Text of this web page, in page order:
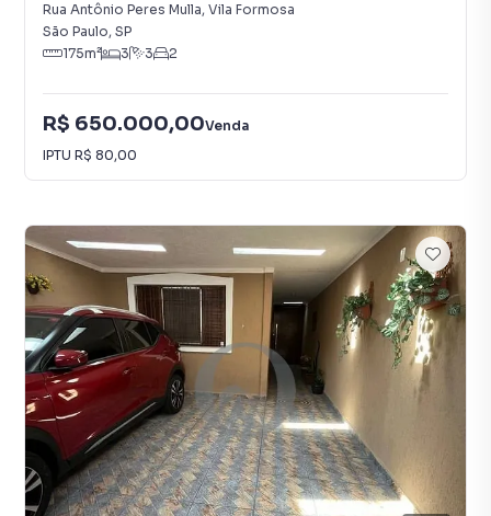
Rua Antônio Peres Mulla, Vila Formosa
São Paulo, SP
175m² 3 3 2
R$ 650.000,00Venda
IPTU R$ 80,00